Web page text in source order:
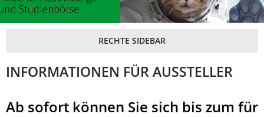
INFORMATIONEN FÜR AUSSTELLER
Ab sofort können Sie sich bis zum für